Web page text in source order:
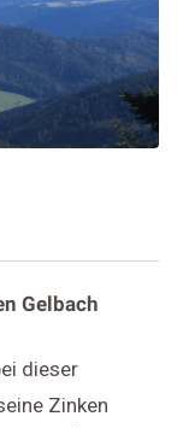
Gelbach
dieser
Zinken